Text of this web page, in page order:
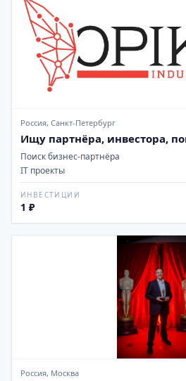
Россия, Санкт-Петербург
Ищу партнёра, инвестора,
Поиск бизнес-партнёра
IT проекты
ИНВЕСТИЦИИ
1 ₽
Россия, Москва